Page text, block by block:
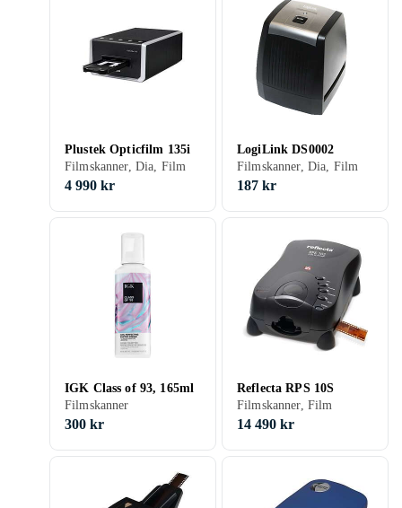
Plustek Opticfilm 135i
Filmskanner, Dia, Film
4 990 kr
LogiLink DS0002
Filmskanner, Dia, Film
187 kr
IGK Class of 93, 165ml
Filmskanner
300 kr
Reflecta RPS 10S
Filmskanner, Film
14 490 kr